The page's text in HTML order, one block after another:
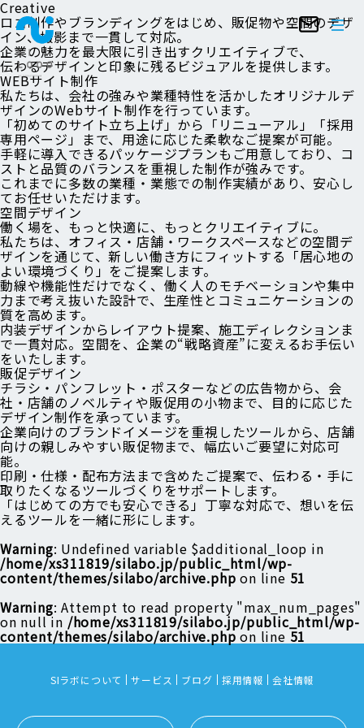
Creative
ロゴ制作やブランディングをはじめ、販促物や空間のデザ
イン、撮影まで一貫して対応。
企業の魅力を最大限に引き出すクリエイティブで、
伝わるデザインと印象に残るビジュアルを提供します。
WEBサイト制作
私たちは、会社の強みや業種特性を活かしたオリジナルデ
ザインのWebサイト制作を行っています。
「初めてのサイト立ち上げ」から「リニューアル」「採用
専用ページ」まで、用途に応じた柔軟なご提案が可能。
手軽に導入できるパッケージプランもご用意しており、コ
ストと品質のバランスを重視した制作が強みです。
これまでに多数の業種・業態での制作実績があり、安心し
てお任せいただけます。
空間デザイン
働く場を、もっと快適に、もっとクリエイティブに。
私たちは、オフィス・店舗・ワークスペースなどの空間デ
ザインを通じて、新しい働き方にフィットする「居心地の
よい環境づくり」をご提案します。
動線や機能性だけでなく、働く人のモチベーションや集中
力まで考え抜いた設計で、生産性とコミュニケーションの
質を高めます。
内装デザインからレイアウト提案、施工ディレクションま
で一貫対応。空間を、企業の“戦略資産”に変えるお手伝い
をいたします。
販促デザイン
チラシ・パンフレット・ポスターなどの広告物から、会
社・店舗のノベルティや販促用の小物まで、目的に応じた
デザイン制作を承っています。
企業向けのブランドイメージを重視したツールから、店舗
向けの親しみやすい販促物まで、幅広いご要望に対応可
能。
印刷・仕様・配布方法まで含めたご提案で、伝わる・手に
取りたくなるツールづくりをサポートします。
「はじめての方でも安心できる」丁寧な対応で、想いを伝
えるツールを一緒に形にします。
Warning: Undefined variable $additional_loop in
/home/xs311819/silabo.jp/public_html/wp-
content/themes/silabo/archive.php on line 51
Warning: Attempt to read property "max_num_pages"
on null in /home/xs311819/silabo.jp/public_html/wp-
content/themes/silabo/archive.php on line51
SIラボについて サービス ブログ 採用情報 会社情報